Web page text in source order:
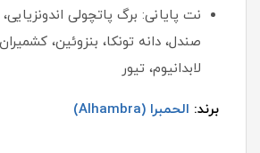
نت پایانی: برگ پاتچولی
صندل، دانه تونکا، بنزوئین،
لابدانیوم، تیور
برند: الحمبرا (Alhambra)